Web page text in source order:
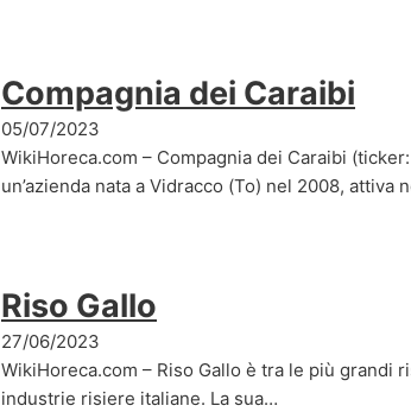
Compagnia dei Caraibi
05/07/2023
WikiHoreca.com – Compagnia dei Caraibi
un’azienda nata a Vidracco (To) nel 2008,
Riso Gallo
27/06/2023
WikiHoreca.com – Riso Gallo è tra le più grandi
industrie risiere italiane. La sua…